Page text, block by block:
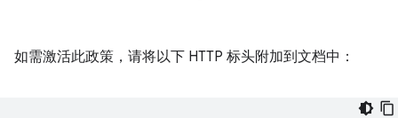
如需激活此政策，请将以下 HTTP 标头附加到文档中：